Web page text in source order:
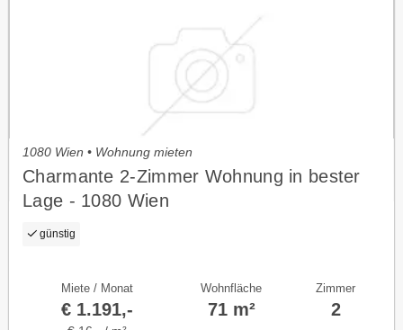
1080 Wien • Wohnung mieten
Charmante 2-Zimmer Wohnung in bester
Lage - 1080 Wien
günstig
Miete / Monat
€ 1.191,-
Wohnfläche
71 m²
Zimmer
2